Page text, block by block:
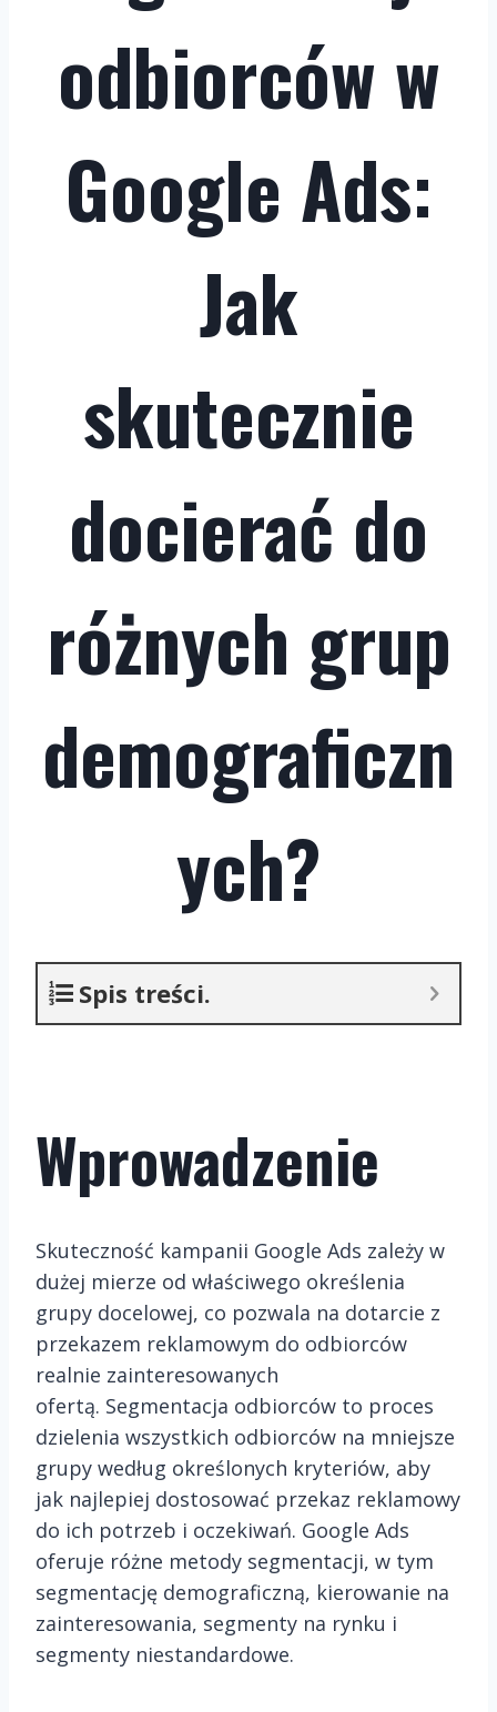
odbiorców w
Google Ads:
Jak
skutecznie
docierać do
różnych grup
demograficzn
ych?
Spis treści.
Wprowadzenie
Skuteczność kampanii Google Ads zależy w
dużej mierze od właściwego określenia
grupy docelowej, co pozwala na dotarcie z
przekazem reklamowym do odbiorców
realnie zainteresowanych
ofertą. Segmentacja odbiorców to proces
dzielenia wszystkich odbiorców na mniejsze
grupy według określonych kryteriów, aby
jak najlepiej dostosować przekaz reklamowy
do ich potrzeb i oczekiwań. Google Ads
oferuje różne metody segmentacji, w tym
segmentację demograficzną, kierowanie na
zainteresowania, segmenty na rynku i
segmenty niestandardowe.